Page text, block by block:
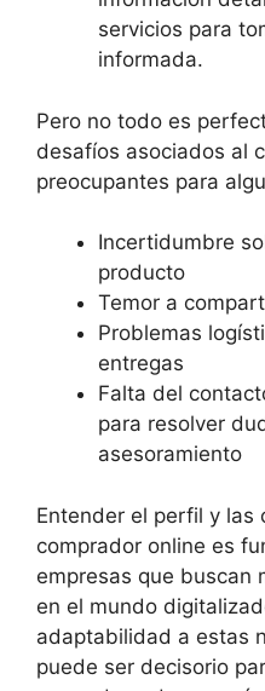
servicios para
informada.
Pero no todo es
desafíos asociados al
preocupantes para
Incertidumbre
producto
Temor a
Problemas
entregas
Falta del
para resolver
asesoramiento
Entender el perfil y las
comprador online es
empresas que buscan
en el mundo
adaptabilidad a estas
puede ser decisorio